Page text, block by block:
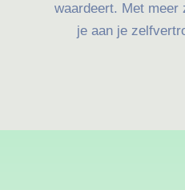
waardeert. Met meer
je aan je